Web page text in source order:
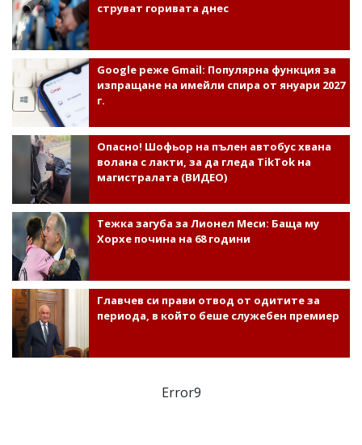
струват горивата днес
Google реже Gmail: Популярна функция за
изпращане на имейли спира от януари 2027
г.
Опасно! Шофьор на пълен автобус хвана
волана с лакти, за да гледа TikTok на
магистралата (ВИДЕО)
Тежка загуба за Лионел Меси: Баща му
Хорхе почина на 68 години
Главчев си прави отвод от одитите за
периода, в който беше служебен премиер
Error9